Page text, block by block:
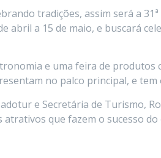
tradições, assim será a
abril a 15 de maio, e buscará
e uma feira de produtos
no palco principal, e
e Secretária de Turismo,
atrativos que fazem o sucesso